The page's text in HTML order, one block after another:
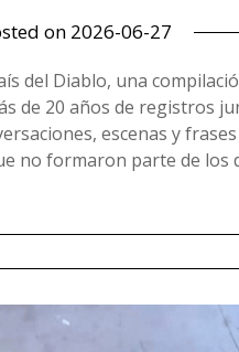
on 2026-06-27
del Diablo, una
de 20 años de registros
escenas y
no formaron parte de los